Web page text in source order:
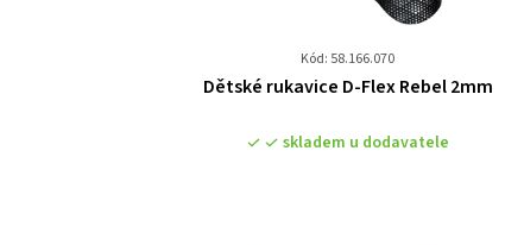
Kód: 58.166.070
Průměrné
produktu
Dětské rukavice D-Flex Rebel 2mm
skladem u dodavatele